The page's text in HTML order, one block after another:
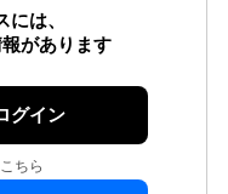
は、
があります
グイン
ちら